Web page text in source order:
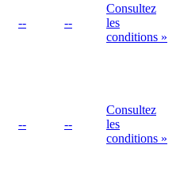
-- --
Consultez
les
conditions »
-- --
Consultez
les
conditions »